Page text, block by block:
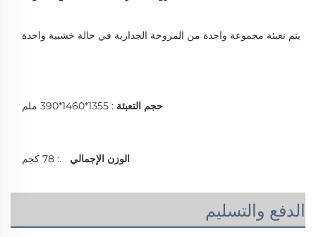
يتم تعبئة مجموعة واحدة من المروحة الجدارية في حالة خشبية واحدة
حجم التعبئة : 1355*1460*390 ملم
الوزن الإجمالي .: 78 كجم
الدفع والتسليم